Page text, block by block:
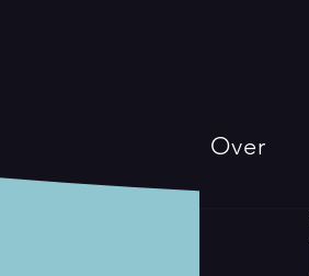
Over